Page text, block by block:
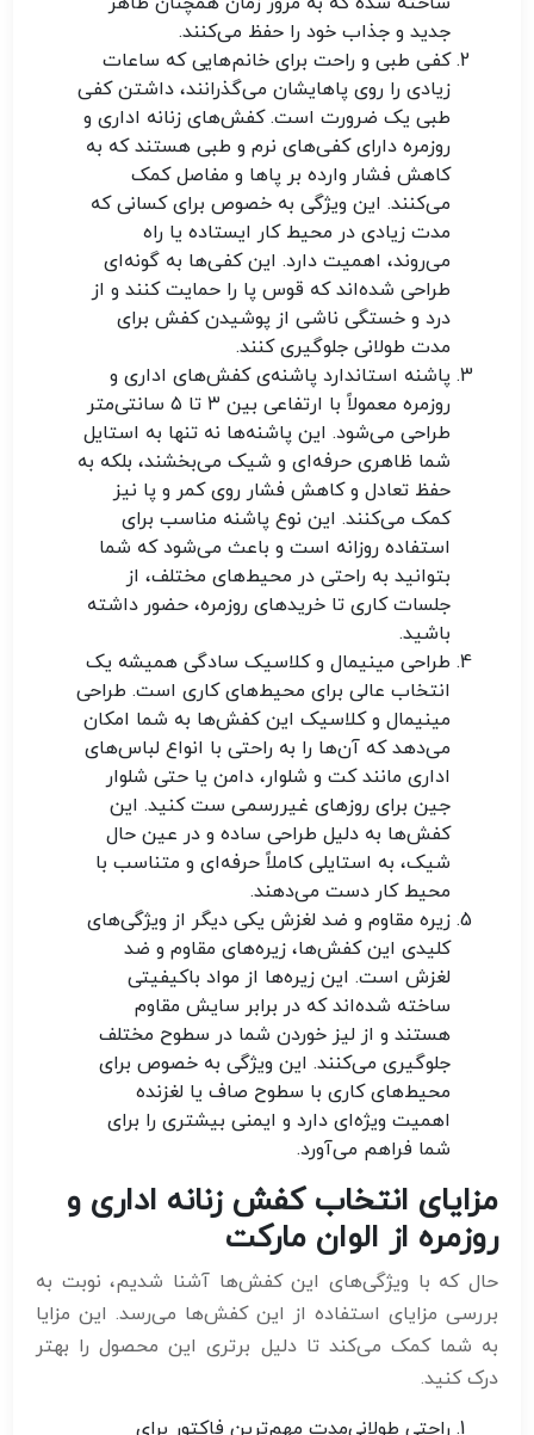
جدید و جذاب خود را حفظ می‌کنند.
کفی طبی و راحت برای خانم‌هایی که ساعات
زیادی را روی پاهایشان می‌گذرانند، داشتن کفی
طبی یک ضرورت است. کفش‌های زنانه اداری و
روزمره دارای کفی‌های نرم و طبی هستند که به
کاهش فشار وارده بر پاها و مفاصل کمک
می‌کنند. این ویژگی به خصوص برای کسانی که
مدت زیادی در محیط کار ایستاده یا راه
می‌روند، اهمیت دارد. این کفی‌ها به گونه‌ای
طراحی شده‌اند که قوس پا را حمایت کنند و از
درد و خستگی ناشی از پوشیدن کفش برای
مدت طولانی جلوگیری کنند.
پاشنه استاندارد پاشنه‌ی کفش‌های اداری و
روزمره معمولاً با ارتفاعی بین ۳ تا ۵ سانتی‌متر
طراحی می‌شود. این پاشنه‌ها نه تنها به استایل
شما ظاهری حرفه‌ای و شیک می‌بخشند، بلکه به
حفظ تعادل و کاهش فشار روی کمر و پا نیز
کمک می‌کنند. این نوع پاشنه مناسب برای
استفاده روزانه است و باعث می‌شود که شما
بتوانید به راحتی در محیط‌های مختلف، از
جلسات کاری تا خریدهای روزمره، حضور داشته
باشید.
طراحی مینیمال و کلاسیک سادگی همیشه یک
انتخاب عالی برای محیط‌های کاری است. طراحی
مینیمال و کلاسیک این کفش‌ها به شما امکان
می‌دهد که آن‌ها را به راحتی با انواع لباس‌های
اداری مانند کت و شلوار، دامن یا حتی شلوار
جین برای روزهای غیررسمی ست کنید. این
کفش‌ها به دلیل طراحی ساده و در عین حال
شیک، به استایلی کاملاً حرفه‌ای و متناسب با
محیط کار دست می‌دهند.
زیره مقاوم و ضد لغزش یکی دیگر از ویژگی‌های
کلیدی این کفش‌ها، زیره‌های مقاوم و ضد
لغزش است. این زیره‌ها از مواد باکیفیتی
ساخته شده‌اند که در برابر سایش مقاوم
هستند و از لیز خوردن شما در سطوح مختلف
جلوگیری می‌کنند. این ویژگی به خصوص برای
محیط‌های کاری با سطوح صاف یا لغزنده
اهمیت ویژه‌ای دارد و ایمنی بیشتری را برای
شما فراهم می‌آورد.
مزایای انتخاب کفش زنانه اداری و
روزمره از الوان مارکت
حال که با ویژگی‌های این کفش‌ها آشنا شدیم، نوبت به
بررسی مزایای استفاده از این کفش‌ها می‌رسد. این مزایا
به شما کمک می‌کند تا دلیل برتری این محصول را بهتر
درک کنید.
راحتی طولانی‌مدت مهم‌ترین فاکتور برای